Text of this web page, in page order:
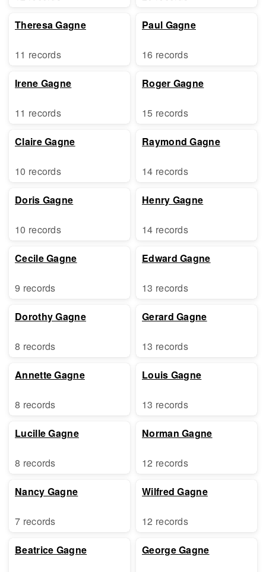
Theresa Gagne
11 records
Irene Gagne
11 records
Claire Gagne
10 records
Doris Gagne
10 records
Cecile Gagne
9 records
Dorothy Gagne
8 records
Annette Gagne
8 records
Lucille Gagne
8 records
Nancy Gagne
7 records
Beatrice Gagne
Paul Gagne
16 records
Roger Gagne
15 records
Raymond Gagne
14 records
Henry Gagne
14 records
Edward Gagne
13 records
Gerard Gagne
13 records
Louis Gagne
13 records
Norman Gagne
12 records
Wilfred Gagne
12 records
George Gagne